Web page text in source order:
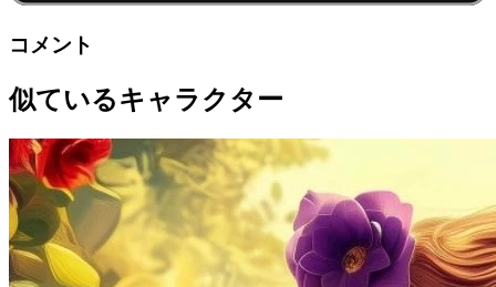
コメント
似ているキャラクター